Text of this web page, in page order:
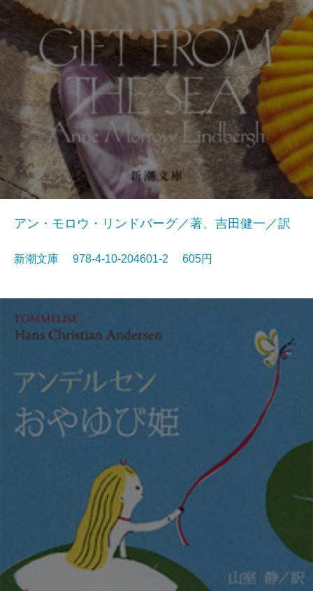
アン・モロウ・リンドバーグ／著、吉田健一／訳
新潮文庫 978-4-10-204601-2 605円